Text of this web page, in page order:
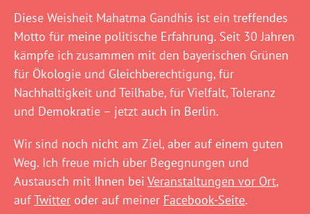
Diese Weisheit Mahatma Gandhis ist ein treffendes
Motto für meine politische Erfahrung. Seit 30 Jahren
kämpfe ich zusammen mit den bayerischen Grünen
für Ökologie und Gleichberechtigung, für
Nachhaltigkeit und Teilhabe, für Vielfalt, Toleranz
und Demokratie – jetzt auch in Berlin.
Wir sind noch nicht am Ziel, aber auf einem guten
Weg. Ich freue mich über Begegnungen und
Austausch mit Ihnen bei Veranstaltungen vor Ort,
aufTwitter oder auf meiner Facebook-Seite.